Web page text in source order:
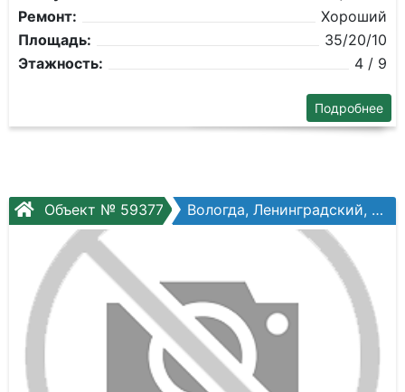
Ремонт:
Хороший
Площадь:
35/20/10
Этажность:
4 / 9
Подробнее
Объект № 59377 Вологда, Ленинградский, Ленинградская ул, №64